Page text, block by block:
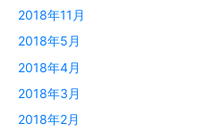
2018年11月
2018年5月
2018年4月
2018年3月
2018年2月